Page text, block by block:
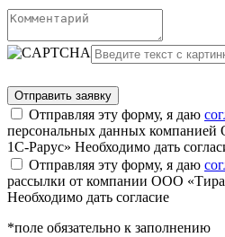
Отправляя эту форму, я даю
персональных данных
1С-Рарус» Необходимо дать
Отправляя эту форму, я даю
рассылки от компании ООО
Необходимо дать согласие
*поле обязательно к заполнению